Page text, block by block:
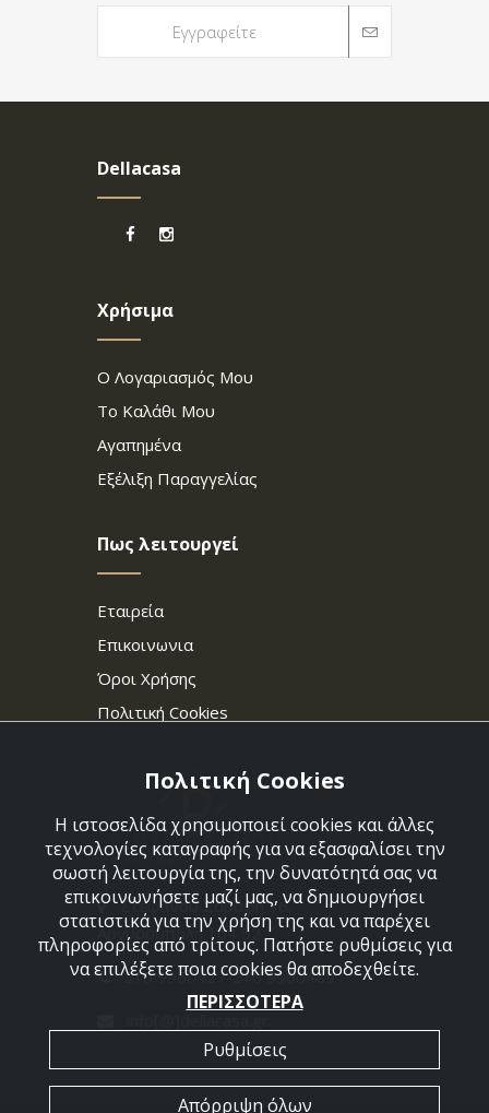
Dellacasa
Χρήσιμα
Ο Λογαριασμός Μου
Το Καλάθι Μου
Αγαπημένα
Εξέλιξη Παραγγελίας
Πως λειτουργεί
Εταιρεία
Επικοινωνια
Όροι Χρήσης
Πολιτική Cookies
Στεφάνου Σαράφη 36,
Αργυρούπολη 164 52
210 9960427-210 9960489
Πολιτική Cookies
Η ιστοσελίδα χρησιμοποιεί cookies και άλλες
τεχνολογίες καταγραφής για να εξασφαλίσει την
σωστή λειτουργία της, την δυνατότητά σας να
επικοινωνήσετε μαζί μας, να δημιουργήσει
στατιστικά για την χρήση της και να παρέχει
πληροφορίες από τρίτους. Πατήστε ρυθμίσεις για
να επιλέξετε ποια cookies θα αποδεχθείτε.
ΠΕΡΙΣΣΟΤΕΡΑ
Ρυθμίσεις
Απόρριψη όλων